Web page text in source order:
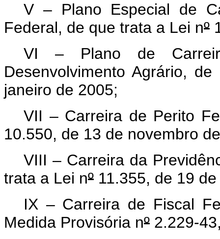
V – Plano Especial de
Federal, de que trata a Lei nº
VI – Plano de
Desenvolvimento Agrário,
janeiro de 2005;
VII – Carreira de Perito
10.550, de 13 de novembro
VIII – Carreira da
trata a Lei nº 11.355, de 19
IX – Carreira de Fiscal
Medida Provisória nº 2.229-